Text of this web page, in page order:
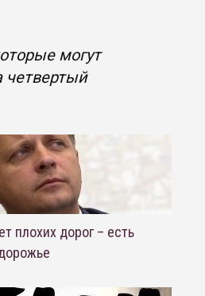
могут
четвертый
плохих дорог – есть